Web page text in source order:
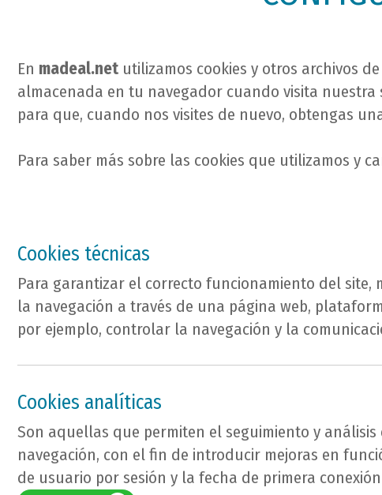
En madeal.net utilizamos cookies y otros archivos
almacenada en tu navegador cuando visita
para que, cuando nos visites de nuevo, obtengas
Para saber más sobre las cookies que utilizamos y
Cookies técnicas
Para garantizar el correcto funcionamiento del
la navegación a través de una página web,
por ejemplo, controlar la navegación y la
Cookies analíticas
Son aquellas que permiten el seguimiento y
navegación, con el fin de introducir mejoras en
de usuario por sesión y la fecha de primera